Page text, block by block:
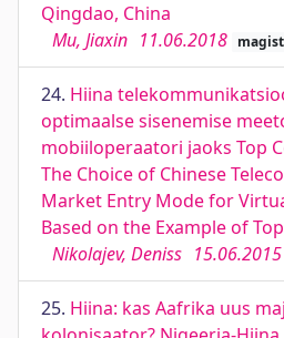
Qingdao, China
Mu, Jiaxin 11.06.2018
24. Hiina
optimaalse sisenemise
mobiiloperaatori jaoks Top
The Choice of Chinese
Market Entry Mode for
Based on the Example of
Nikolajev, Deniss 15.06.2015
25. Hiina: kas Aafrika uus